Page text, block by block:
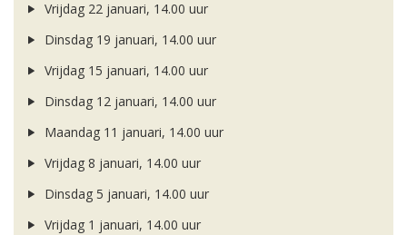
Vrijdag 22 januari, 14.00 uur
Dinsdag 19 januari, 14.00 uur
Vrijdag 15 januari, 14.00 uur
Dinsdag 12 januari, 14.00 uur
Maandag 11 januari, 14.00 uur
Vrijdag 8 januari, 14.00 uur
Dinsdag 5 januari, 14.00 uur
Vrijdag 1 januari, 14.00 uur